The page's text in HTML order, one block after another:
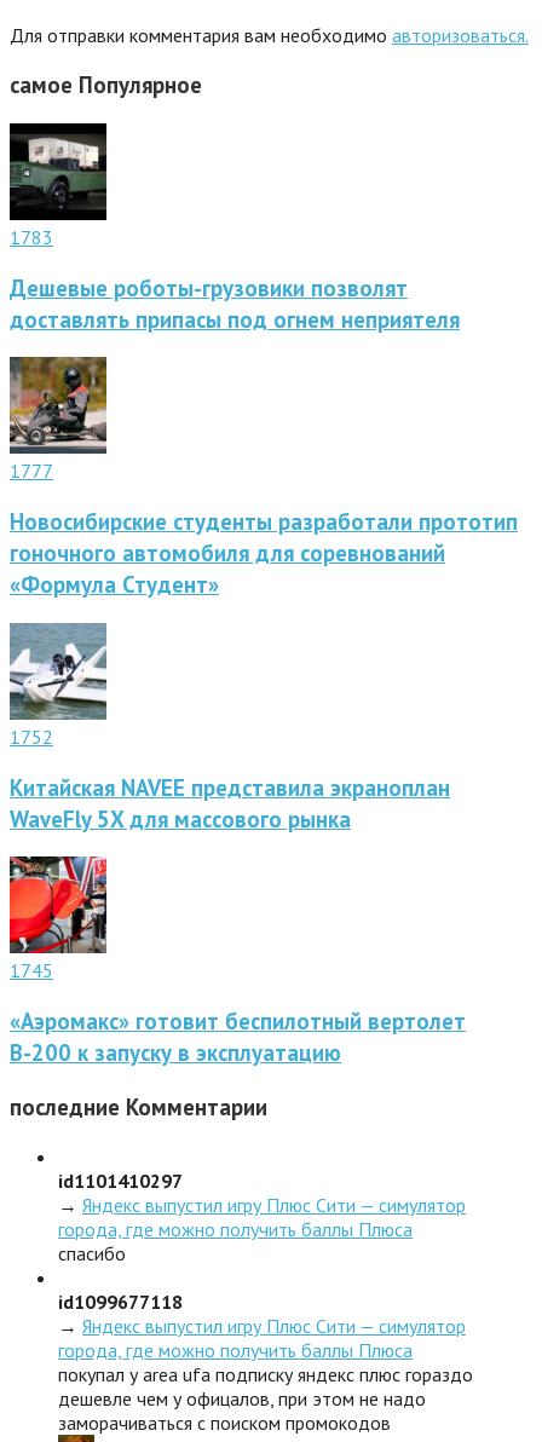
Для отправки комментария вам необходимо авторизоваться.
самое Популярное
1783
Дешевые роботы-грузовики позволят
доставлять припасы под огнем неприятеля
1777
Новосибирские студенты разработали прототип
гоночного автомобиля для соревнований
«Формула Студент»
1752
Китайская NAVEE представила экраноплан
WaveFly 5X для массового рынка
1745
«Аэромакс» готовит беспилотный вертолет
В-200 к запуску в эксплуатацию
последние Комментарии
id1101410297
→ Яндекс выпустил игру Плюс Сити — симулятор
города, где можно получить баллы Плюса
спасибо
id1099677118
→ Яндекс выпустил игру Плюс Сити — симулятор
города, где можно получить баллы Плюса
покупал у area ufa подписку яндекс плюс гораздо
дешевле чем у офицалов, при этом не надо
заморачиваться с поиском промокодов